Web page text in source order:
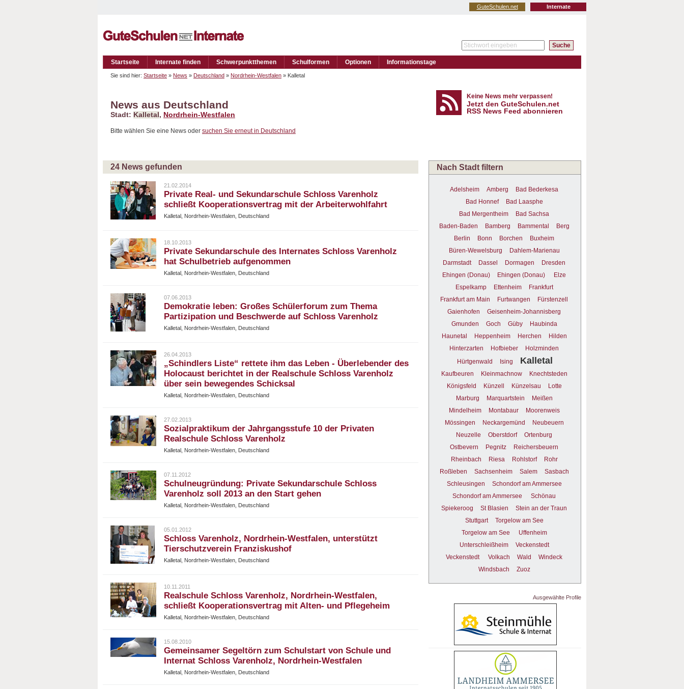
Internate
GuteSchulen.net
Startseite Internate finden Schwerpunktthemen Schulformen Optionen Informationstage
Sie sind hier: Startseite » News » Deutschland » Nordrhein-Westfalen » Kalletal
News aus Deutschland
Stadt: Kalletal , Nordrhein-Westfalen
Bitte wählen Sie eine News oder suchen Sie erneut in Deutschland
Keine News mehr verpassen!
Jetzt den GuteSchulen.net
RSS News Feed abonnieren
24 News gefunden
21.02.2014
Private Real- und Sekundarschule Schloss Varenholz
schließt Kooperationsvertrag mit der Arbeiterwohlfahrt
Kalletal, Nordrhein-Westfalen, Deutschland
18.10.2013
Private Sekundarschule des Internates Schloss Varenholz
hat Schulbetrieb aufgenommen
Kalletal, Nordrhein-Westfalen, Deutschland
07.06.2013
Demokratie leben: Großes Schülerforum zum Thema
Partizipation und Beschwerde auf Schloss Varenholz
Kalletal, Nordrhein-Westfalen, Deutschland
26.04.2013
„Schindlers Liste“ rettete ihm das Leben - Überlebender des
Holocaust berichtet in der Realschule Schloss Varenholz
über sein bewegendes Schicksal
Kalletal, Nordrhein-Westfalen, Deutschland
27.02.2013
Sozialpraktikum der Jahrgangsstufe 10 der Privaten
Realschule Schloss Varenholz
Kalletal, Nordrhein-Westfalen, Deutschland
07.11.2012
Schulneugründung: Private Sekundarschule Schloss
Varenholz soll 2013 an den Start gehen
Kalletal, Nordrhein-Westfalen, Deutschland
05.01.2012
Schloss Varenholz, Nordrhein-Westfalen, unterstützt
Tierschutzverein Franziskushof
Kalletal, Nordrhein-Westfalen, Deutschland
10.11.2011
Realschule Schloss Varenholz, Nordrhein-Westfalen,
schließt Kooperationsvertrag mit Alten- und Pflegeheim
Kalletal, Nordrhein-Westfalen, Deutschland
15.08.2010
Gemeinsamer Segeltörn zum Schulstart von Schule und
Internat Schloss Varenholz, Nordrhein-Westfalen
Kalletal, Nordrhein-Westfalen, Deutschland
Nach Stadt filtern
Adelsheim Amberg
Bad Bederkesa
Bad Honnef
Bad Laasphe
Bad Mergentheim
Bad Sachsa
Baden-Baden
Bamberg Bammental
Berg
Berlin
Bonn Borchen
Buxheim
Büren-Wewelsburg
Dahlem-Marienau
Darmstadt
Dassel Dormagen
Dresden
Ehingen (Donau)
Ehingen (Donau)
Elze
Espelkamp
Ettenheim
Frankfurt
Frankfurt am Main
Furtwangen
Fürstenzell
Gaienhofen
Geisenheim-Johannisberg
Gmunden
Goch Güby
Haubinda
Haunetal
Heppenheim Herchen
Hilden
Hinterzarten
Hofbieber
Holzminden
Hürtgenwald
Ising Kalletal
Kaufbeuren Kleinmachnow
Knechtsteden
Königsfeld
Künzell Künzelsau
Lotte
Marburg
Marquartstein
Meißen
Mindelheim
Montabaur
Moorenweis
Mössingen
Neckargemünd
Neubeuern
Neuzelle
Oberstdorf
Ortenburg
Ostbevern
Pegnitz
Reichersbeuern
Rheinbach
Riesa Rohlstorf
Rohr
Roßleben
Sachsenheim Salem
Sasbach
Schleusingen
Schondorf am Ammersee
Schondorf am Ammersee
Schönau
Spiekeroog
St Blasien
Stein an der Traun
Stuttgart
Torgelow am See
Torgelow am See
Uffenheim
Unterschleißheim
Veckenstedt
Veckenstedt
Volkach Wald
Windeck
Windsbach
Zuoz
Ausgewählte Profile